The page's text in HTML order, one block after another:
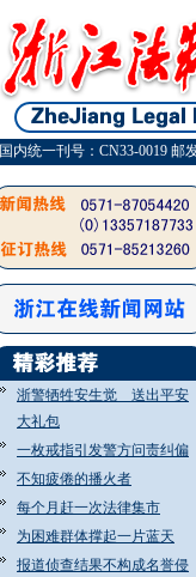
国内统一刊号：CN33-0019 邮
浙警牺牲安生觉 送出平安
大礼包
一枚戒指引发警方问责纠偏
不知疲倦的播火者
每个月赶一次法律集市
为困难群体撑起一片蓝天
报道侦查结果不构成名誉侵